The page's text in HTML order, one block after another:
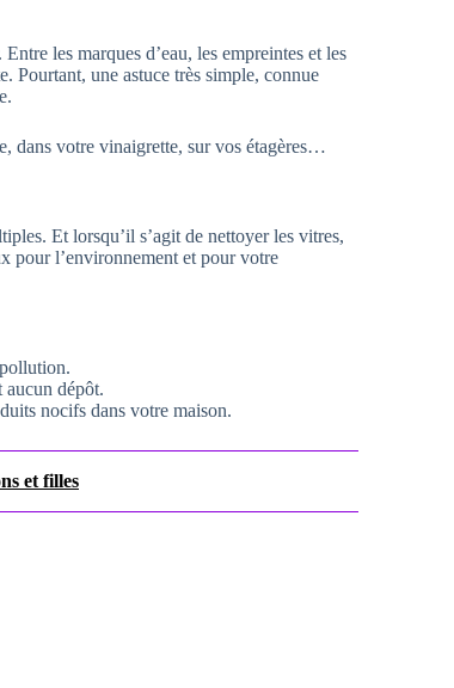
les marques d’eau, les empreintes et les
Pourtant, une astuce très simple, connue
dans votre vinaigrette, sur vos étagères…
Et lorsqu’il s’agit de nettoyer les vitres,
pour l’environnement et pour votre
aucun dépôt.
nocifs dans votre maison.
et filles